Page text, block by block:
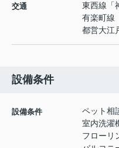
交通 東西線 「
有楽町線
都営大江
設備条件
設備条件
ペット相
室内洗濯
フローリ